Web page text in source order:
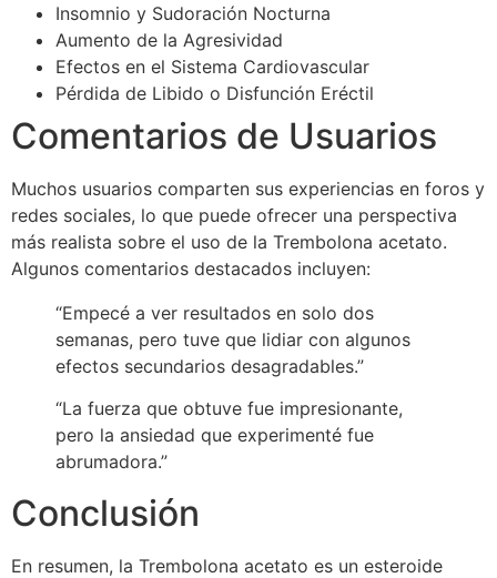
Insomnio y Sudoración Nocturna
Aumento de la Agresividad
Efectos en el Sistema Cardiovascular
Pérdida de Libido o Disfunción Eréctil
Comentarios de Usuarios
Muchos usuarios comparten sus experiencias en foros y
redes sociales, lo que puede ofrecer una perspectiva
más realista sobre el uso de la Trembolona acetato.
Algunos comentarios destacados incluyen:
“Empecé a ver resultados en solo dos
semanas, pero tuve que lidiar con algunos
efectos secundarios desagradables.”
“La fuerza que obtuve fue impresionante,
pero la ansiedad que experimenté fue
abrumadora.”
Conclusión
En resumen, la Trembolona acetato es un esteroide